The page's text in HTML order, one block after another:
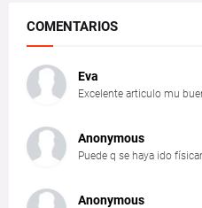
COMENTARIOS
Eva
Excelente articulo mu
Anonymous
Puede q se haya ido
Anonymous